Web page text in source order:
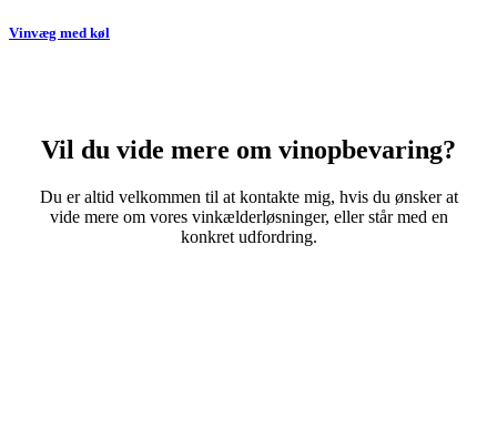
Vinvæg med køl
Vil du vide mere om vinopbevaring?
Du er altid velkommen til at kontakte mig, hvis du ønsker at
vide mere om vores vinkælderløsninger, eller står med en
konkret udfordring.